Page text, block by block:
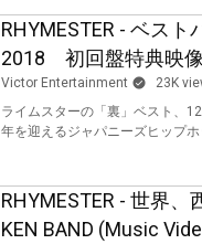
RHYMESTER - ベスト
2018 初回盤特典映
Victor Entertainment 23K
ライムスターの「裏」ベスト、12年
年を迎えるジャパニーズヒップホ
RHYMESTER - 世界
KEN BAND (Music